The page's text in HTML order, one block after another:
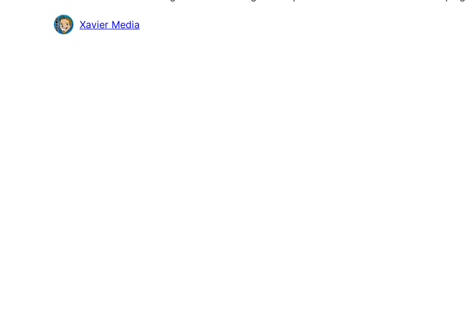
Colaboradores
Xavier Media